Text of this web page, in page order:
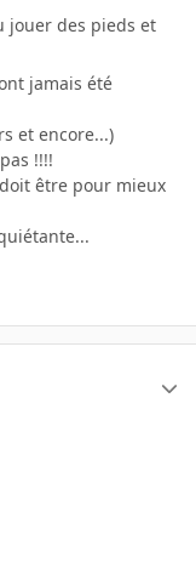
jouer des pieds et
jamais été
et encore...)
!!!!
être pour mieux